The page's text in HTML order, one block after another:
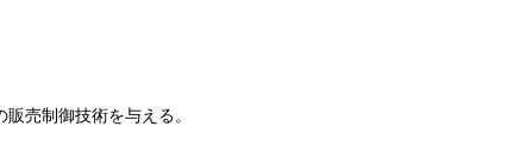
売制御技術を与える。